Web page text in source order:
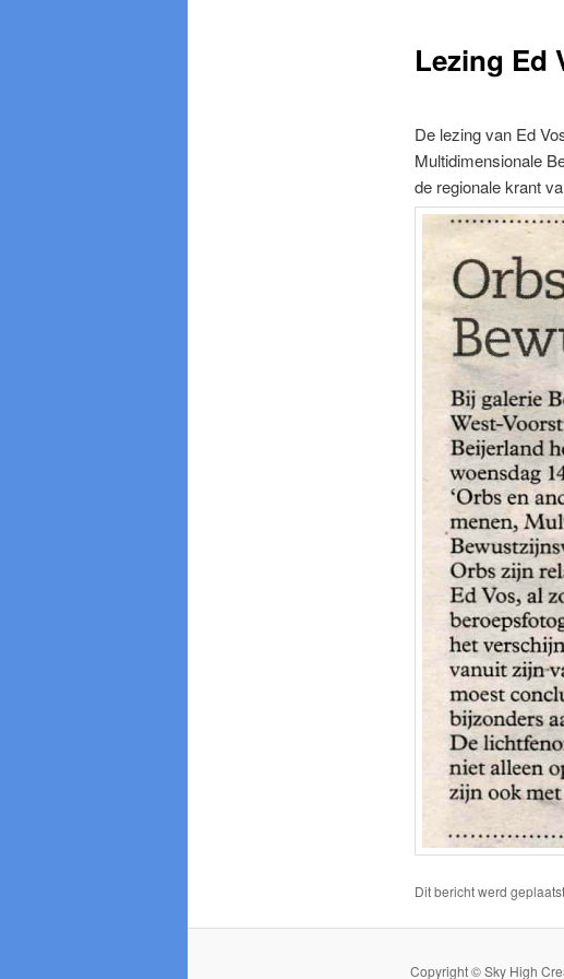
Lezing Ed
De lezing van Ed
Multidimensionale
de regionale krant
Dit bericht werd
Copyright © Sky High